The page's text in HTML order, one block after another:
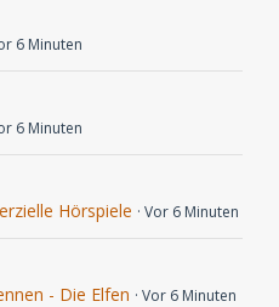
6 Minuten
6 Minuten
Hörspiele Vor 6 Minuten
- Die Elfen Vor 6 Minuten